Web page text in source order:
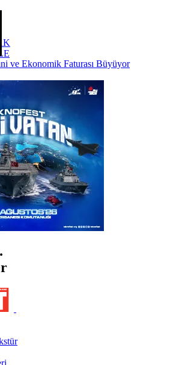
ve Ekonomik Faturası Büyüyor